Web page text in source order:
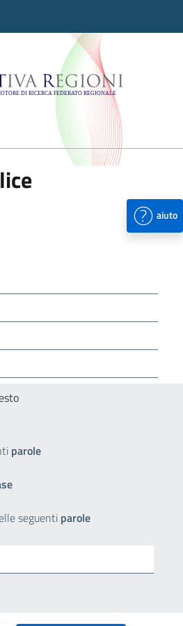
Regioni -
aiuto
parole
seguenti parole